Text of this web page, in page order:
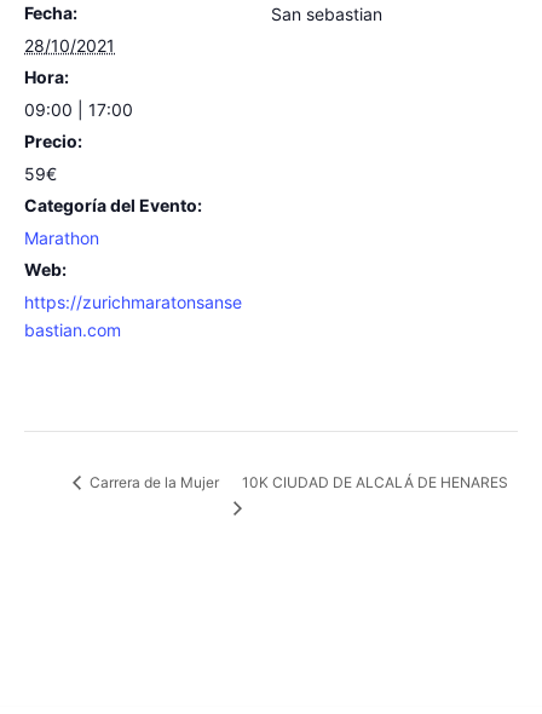
Fecha:
28/10/2021
Hora:
09:00 | 17:00
Precio:
59€
Categoría del Evento:
Marathon
Web:
https://zurichmaratonsanse
bastian.com
San sebastian
Carrera de la Mujer 10K CIUDAD DE ALCALÁ DE HENARES